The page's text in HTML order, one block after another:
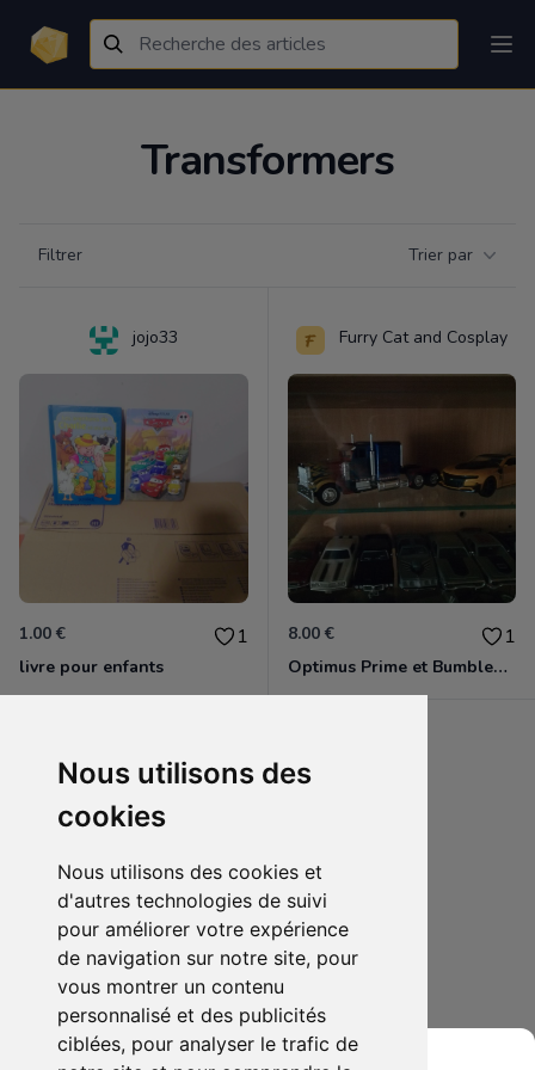
Nous utilisons des
cookies
Nous utilisons des cookies et
d'autres technologies de suivi
pour améliorer votre expérience
de navigation sur notre site, pour
vous montrer un contenu
personnalisé et des publicités
ciblées, pour analyser le trafic de
Transformers
Filtrer Trier par
jojo33
1.00 € 1
livre pour enfants
Furry Cat and Cosplay
8.00 € 1
Optimus Prime et Bumblebee 1/32e
8.00 € 0